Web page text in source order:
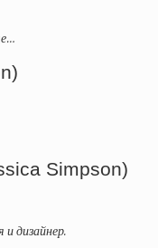
Simpson)
дизайнер.